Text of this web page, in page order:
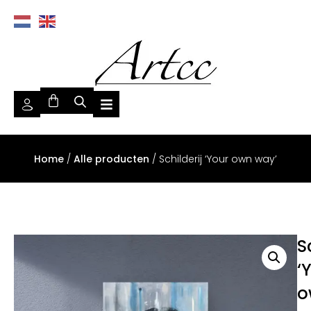
Home / Alle producten / Schilderij ‘Your own way’